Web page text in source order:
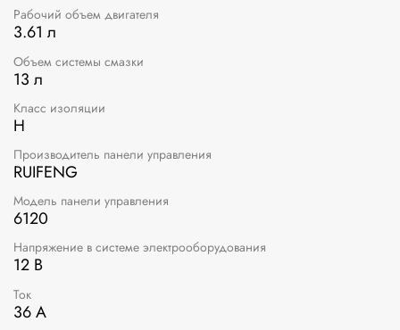
Рабочий объем двигателя
3.61 л
Объем системы смазки
13 л
Класс изоляции
H
Производитель панели управления
RUIFENG
Модель панели управления
6120
Напряжение в системе электрооборудования
12 В
Ток
36 А